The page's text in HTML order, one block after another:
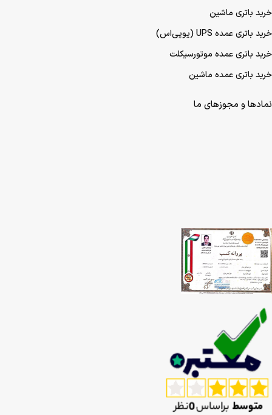
خرید باتری ماشین
خرید باتری عمده UPS (یو‌پی‌اس)
خرید باتری عمده موتورسیکلت
خرید باتری عمده ماشین
نمادها و مجوزهای ما